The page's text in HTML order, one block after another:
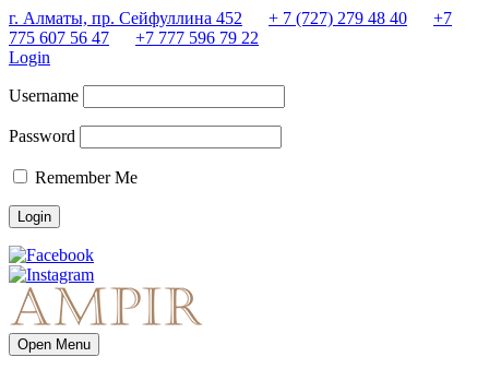
г. Алматы, пр. Сейфуллина 452 + 7 (727) 279 48 40
+7
775 607 56 47
+7 777 596 79 22
Login
Username
Password
Remember Me
Open Menu